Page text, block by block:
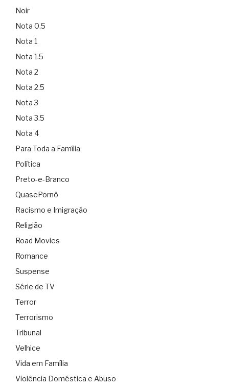
Noir
Nota 0.5
Nota 1
Nota 1.5
Nota 2
Nota 2.5
Nota 3
Nota 3.5
Nota 4
Para Toda a Família
Política
Preto-e-Branco
QuasePornô
Racismo e Imigração
Religião
Road Movies
Romance
Suspense
Série de TV
Terror
Terrorismo
Tribunal
Velhice
Vida em Família
Violência Doméstica e Abuso